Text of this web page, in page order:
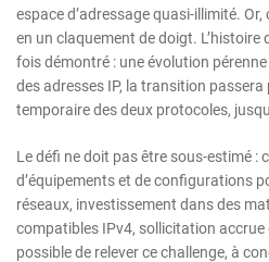
espace d’adressage quasi-illimité.
en un claquement de doigt. L’histoire
fois démontré : une évolution
des adresses IP, la transition
temporaire des deux protocoles,
Le défi ne doit pas être sous-estimé :
d’équipements et de configurations
réseaux, investissement dans des
compatibles IPv4, sollicitation accrue
possible de relever ce challenge, à